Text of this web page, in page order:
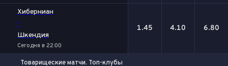
Хиберниан
-
Шкендия
Сегодня в 22:00
1.45 4.10 6.80
Товарищеские матчи. Топ-клубы